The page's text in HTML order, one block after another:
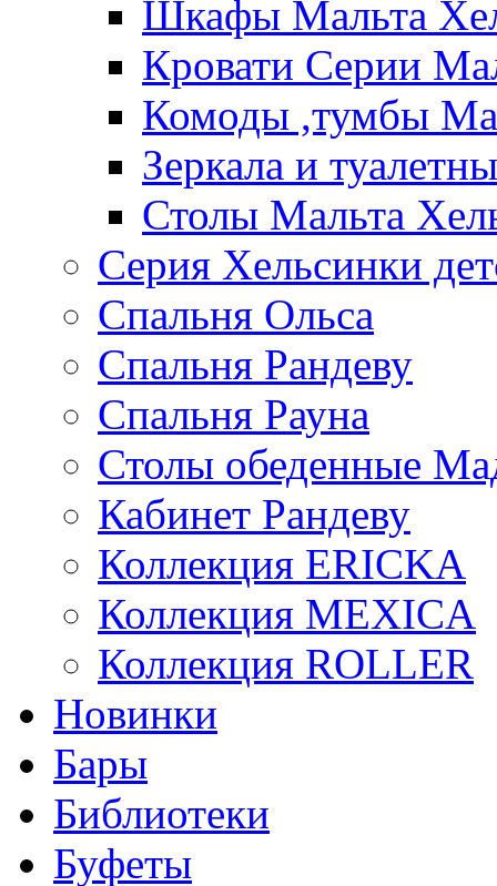
Шкафы Мальта
Кровати Серии
Комоды ,тумбы
Зеркала и
Столы Мальта
Серия Хельсинки
Спальня Ольса
Спальня Рандеву
Спальня Рауна
Столы обеденные
Кабинет Рандеву
Коллекция ERICKA
Коллекция MEXICA
Коллекция ROLLER
Новинки
Бары
Библиотеки
Буфеты